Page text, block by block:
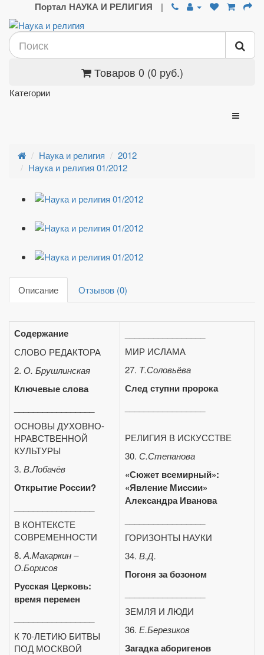
Портал НАУКА И РЕЛИГИЯ |
Товаров 0 (0 руб.)
Категории
Наука и религия
2012
Наука и религия 01/2012
Описание Отзывов (0)
Содержание
СЛОВО РЕДАКТОРА
2. О. Брушлинская
Ключевые слова
ОСНОВЫ ДУХОВНО-
НРАВСТВЕННОЙ
КУЛЬТУРЫ
3. В.Лобачёв
Открытие России?
В КОНТЕКСТЕ
СОВРЕМЕННОСТИ
8. А.Макаркин –
О.Борисов
Русская Церковь:
время перемен
К 70-ЛЕТИЮ БИТВЫ
ПОД МОСКВОЙ
МИР ИСЛАМА
27. Т.Соловьёва
След ступни пророка
РЕЛИГИЯ В ИСКУССТВЕ
30. С.Степанова
«Сюжет всемирный»:
«Явление Миссии»
Александра Иванова
ГОРИЗОНТЫ НАУКИ
34. В.Д.
Погоня за бозоном
ЗЕМЛЯ И ЛЮДИ
36. Е.Березиков
Загадка аборигенов